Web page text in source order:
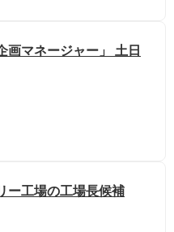
画マネージャー」 土日
ー工場の工場長候補